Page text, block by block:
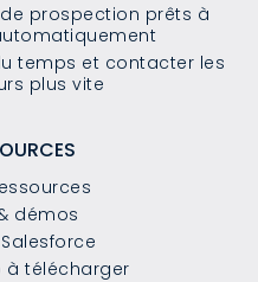
prospection prêts à
temps et contacter les
plus vite
démos
à télécharger